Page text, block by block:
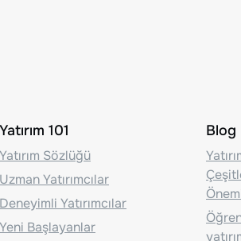
Yatırım 101
Yatırım Sözlüğü
Uzman Yatırımcılar
Deneyimli Yatırımcılar
Yeni Başlayanlar
Blog